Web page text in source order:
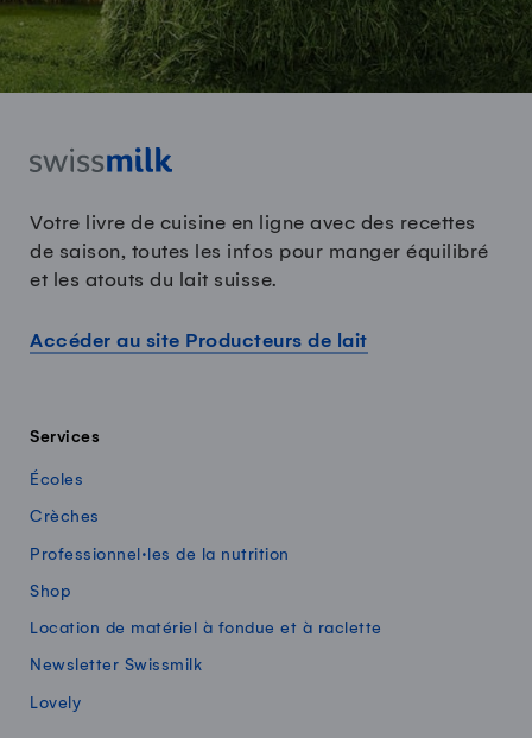
Votre livre de cuisine en ligne avec des recettes
de saison, toutes les infos pour manger équilibré
et les atouts du lait suisse.
Accéder au site Producteurs de lait
Services
Écoles
Crèches
Professionnel·les de la nutrition
Shop
Location de matériel à fondue et à raclette
Newsletter Swissmilk
Lovely